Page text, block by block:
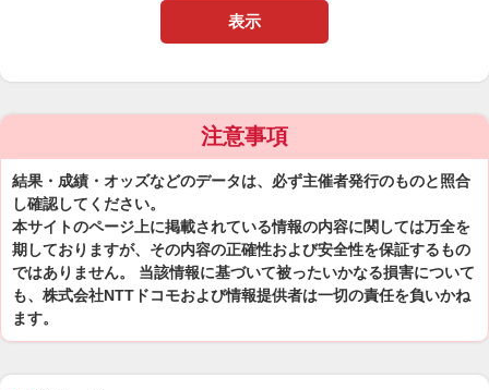
表示
注意事項
結果・成績・オッズなどのデータは、必ず主催者発行のものと照合
し確認してください。
本サイトのページ上に掲載されている情報の内容に関しては万全を
期しておりますが、その内容の正確性および安全性を保証するもの
ではありません。 当該情報に基づいて被ったいかなる損害について
も、株式会社NTTドコモおよび情報提供者は一切の責任を負いかね
ます。